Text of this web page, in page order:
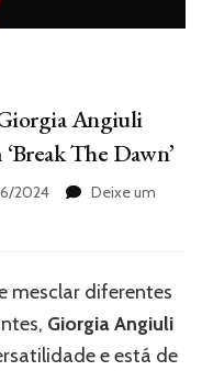
Angiuli
The Dawn’
2024
Deixe um
mesclar diferentes
Giorgia Angiuli
e está de